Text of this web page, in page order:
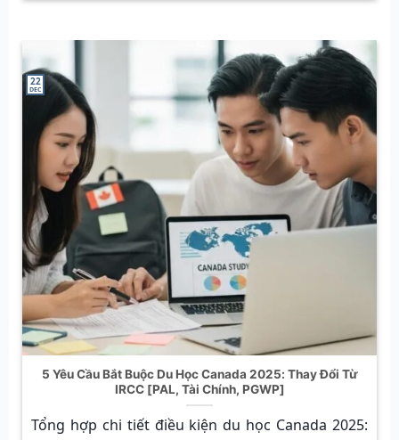
5 Yêu Cầu Bắt Buộc Du Học Canada 2025: Thay Đổi Từ
IRCC [PAL, Tài Chính, PGWP]
Tổng hợp chi tiết điều kiện du học Canada 2025:
22
DEC